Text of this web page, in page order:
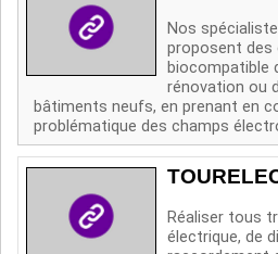
Nos
proposent des
biocompatible
rénovation ou
bâtiments neufs, en prenant en
problématique des champs
Réaliser tous
électrique, de